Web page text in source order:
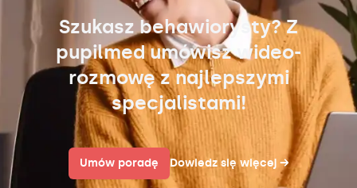
Szukasz behawiorysty? Z
pupilmed umówisz wideo-
rozmowę z najlepszymi
specjalistami!
Umów poradę Dowiedz się więcej →